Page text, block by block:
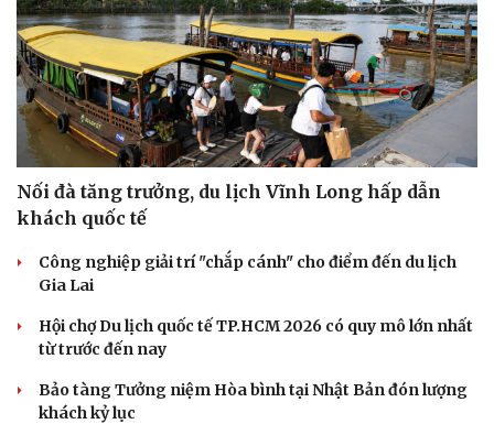
Nối đà tăng trưởng, du lịch Vĩnh Long hấp dẫn
khách quốc tế
Công nghiệp giải trí "chắp cánh" cho điểm đến du lịch
Gia Lai
Hội chợ Du lịch quốc tế TP.HCM 2026 có quy mô lớn nhất
từ trước đến nay
Bảo tàng Tưởng niệm Hòa bình tại Nhật Bản đón lượng
khách kỷ lục